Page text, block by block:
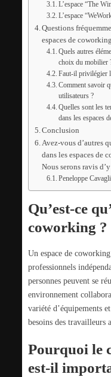
L’espace “The
L’espace
Questions
espaces de coworking
Quels autres
choix du mobilier
Faut-il privilégier
Comment savoir
utilisateurs ?
Quelles sont les
dans les espaces
Conclusion
Avez-vous d’autres
dans les espaces de
Nous serons ravis
Peneloppe
Qu’est-ce
coworking ?
Un espace de
professionnels
personnes peuvent se
environnement
variété d’équipements
besoins des travailleurs
Pourquoi le
est-il